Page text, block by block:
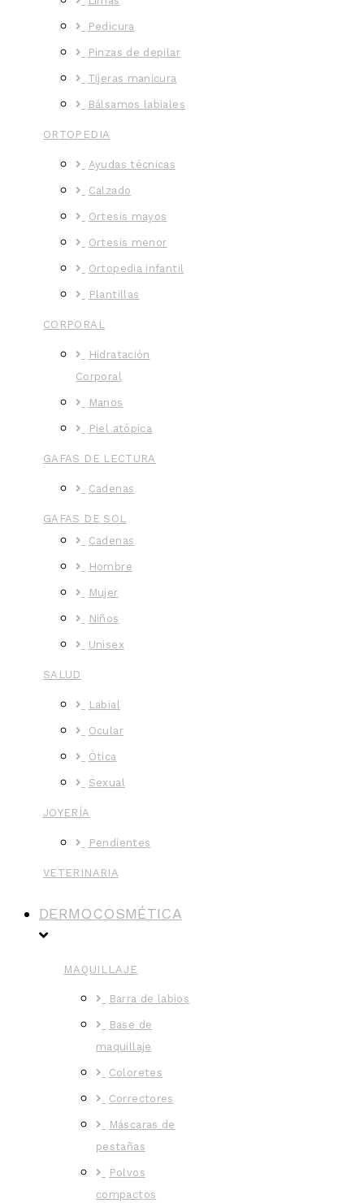
Pedicura
Pinzas de depilar
Tijeras manicura
Bálsamos labiales
ORTOPEDIA
Ayudas técnicas
Calzado
Ortesis mayos
Ortesis menor
Ortopedia infantil
Plantillas
CORPORAL
Hidratación
Corporal
Manos
Piel atópica
GAFAS DE LECTURA
Cadenas
GAFAS DE SOL
Cadenas
Hombre
Mujer
Niños
Unisex
SALUD
Labial
Ocular
Ótica
Sexual
JOYERÍA
Pendientes
VETERINARIA
DERMOCOSMÉTICA
MAQUILLAJE
Barra de labios
Base de
maquillaje
Coloretes
Correctores
Máscaras de
pestañas
Polvos
compactos